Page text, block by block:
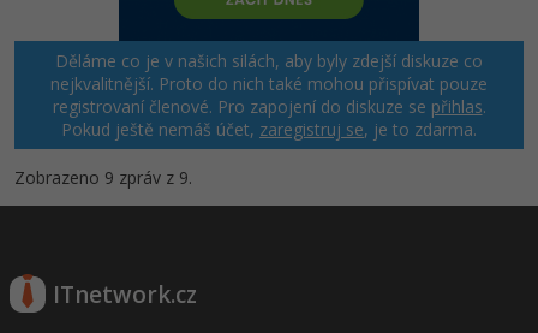
Děláme co je v našich silách, aby byly zdejší diskuze co
nejkvalitnější. Proto do nich také mohou přispívat pouze
registrovaní členové. Pro zapojení do diskuze se přihlas.
Pokud ještě nemáš účet, zaregistruj se, je to zdarma.
Zobrazeno 9 zpráv z 9.
ITnetwork.cz